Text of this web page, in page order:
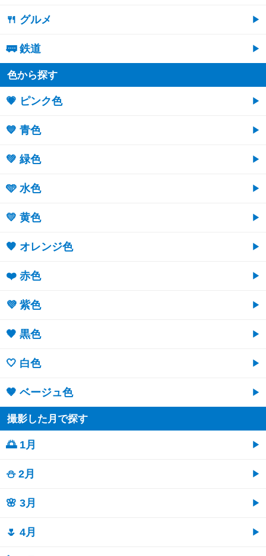
🍴 グルメ
🚃 鉄道
色から探す
💗 ピンク色
💙 青色
💚 緑色
🩵 水色
💛 黄色
🧡 オレンジ色
❤️ 赤色
💜 紫色
🖤 黒色
🤍 白色
🤎 ベージュ色
撮影した月で探す
🌅 1月
⛄ 2月
🌸 3月
🌷 4月